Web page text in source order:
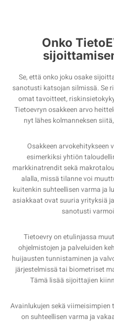
Onko
Se, että onko joku osake
sanotusti katsojan silmissä. Se
omat tavoitteet,
Tietoevryn osakkeen arvo
nyt lähes kolmanneksen
Osakkeen
esimerkiksi yhtiön
markkinatrendit sekä
alalla, missä tilanne voi
kuitenkin suhteellisen varma ja
asiakkaat ovat suuria yrityksiä
sanotusti
Tietoevry on etulinjassa
ohjelmistojen ja palveluiden
huijausten tunnistaminen ja
järjestelmissä tai biometriset
Tämä lisää sijoittajien
Avainlukujen sekä
on suhteellisen varma ja